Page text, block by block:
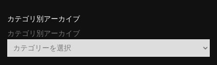
カテゴリ別アーカイブ
カテゴリ別アーカイブ